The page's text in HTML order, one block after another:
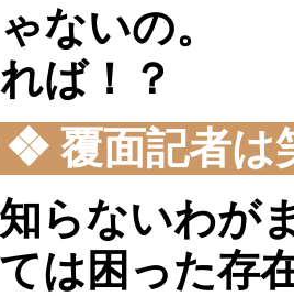
ないの。
ば！？
❖ 覆面記者は
らないわが
は困った存